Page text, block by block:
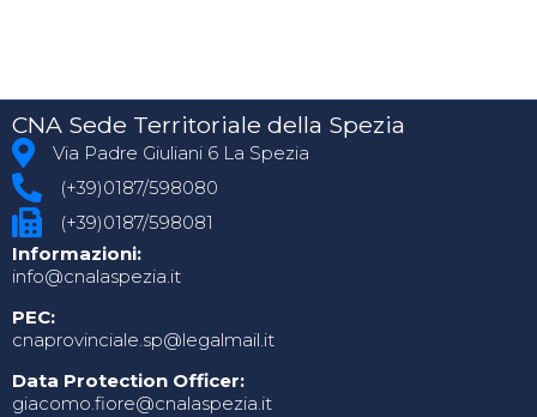
CNA Sede Territoriale della Spezia
Via Padre Giuliani 6 La Spezia
(+39)0187/598080
(+39)0187/598081
Informazioni:
info@cnalaspezia.it
PEC:
cnaprovinciale.sp@legalmail.it
Data Protection Officer:
giacomo.fiore@cnalaspezia.it